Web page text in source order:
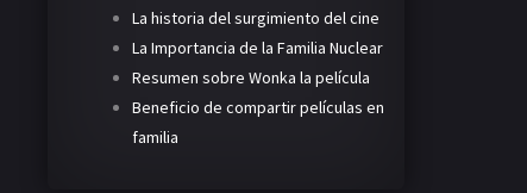
La historia del surgimiento del cine
La Importancia de la Familia Nuclear
Resumen sobre Wonka la película
Beneficio de compartir películas en
familia